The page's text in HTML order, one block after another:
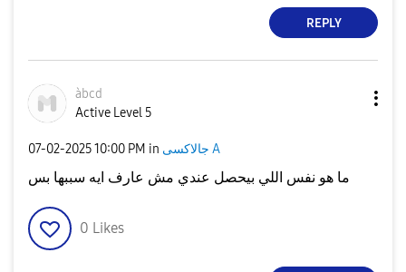
REPLY
àbcd
Active Level 5
‎07-02-202510:00 PM in جالاكسى A
ما هو نفس اللي بيحصل عندي مش عارف ايه سببها بس
0 Likes